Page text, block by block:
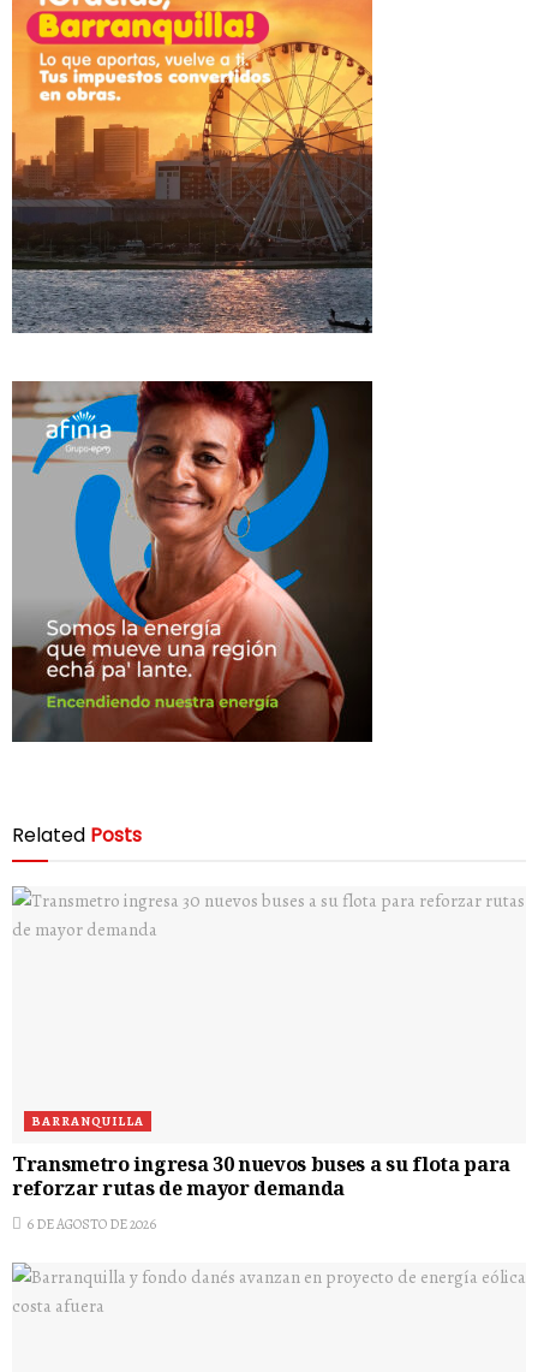
Related Posts
BARRANQUILLA
Transmetro ingresa 30 nuevos buses a su flota para
reforzar rutas de mayor demanda
6 DE AGOSTO DE 2026